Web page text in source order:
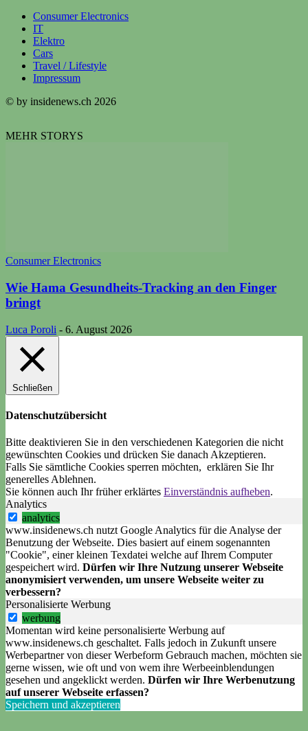
Consumer Electronics
IT
Elektro
Cars
Travel / Lifestyle
Impressum
© by insidenews.ch 2026
MEHR STORYS
Consumer Electronics
Wie Hama Gesundheits-Tracking an den Finger
bringt
Luca Poroli - 6. August 2026
Schließen
Datenschutzübersicht
Bitte deaktivieren Sie in den verschiedenen Kategorien die nicht
gewünschten Cookies und drücken Sie danach Akzeptieren.
Falls Sie sämtliche Cookies sperren möchten, erklären Sie Ihr
generelles Ablehnen.
Sie können auch Ihr früher erklärtes Einverständnis aufheben.
Analytics
analytics
www.insidenews.ch nutzt Google Analytics für die Analyse der
Benutzung der Webseite. Dies basiert auf einem sogenannten
"Cookie", einer kleinen Texdatei welche auf Ihrem Computer
gespeichert wird. Dürfen wir Ihre Nutzung unserer Webseite
anonymisiert verwenden, um unsere Webseite weiter zu
verbessern?
Personalisierte Werbung
werbung
Momentan wird keine personalisierte Werbung auf
www.insidenews.ch geschaltet. Falls jedoch in Zukunft unsere
Werbepartner von dieser Werbeform Gebrauch machen, möchten sie
gerne wissen, wie oft und von wem ihre Werbeeinblendungen
gesehen und angeklickt werden. Dürfen wir Ihre Werbenutzung
auf unserer Webseite erfassen?
Speichern und akzeptieren